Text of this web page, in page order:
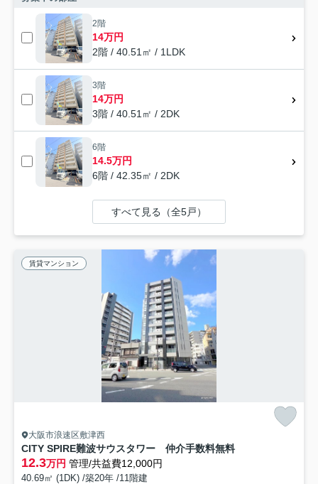
2階
14万円
2階 / 40.51㎡ / 1LDK
3階
14万円
3階 / 40.51㎡ / 2DK
6階
14.5万円
6階 / 42.35㎡ / 2DK
すべて見る（全5戸）
賃貸マンション
大阪市浪速区敷津西
CITY SPIRE難波サウスタワー 仲介手数料無料
12.3万円 管理/共益費12,000円
40.69㎡ (1DK) /築20年 /11階建